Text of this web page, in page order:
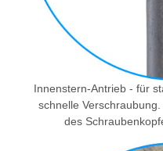
Innenstern-Antrieb - für
schnelle
des